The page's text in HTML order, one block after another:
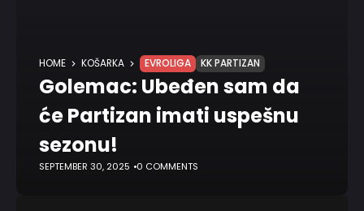
HOME KOŠARKA EVROLIGA KK PARTIZAN
Golemac: Ubeđen sam da
će Partizan imati uspešnu
sezonu!
SEPTEMBER 30, 2025 0 COMMENTS